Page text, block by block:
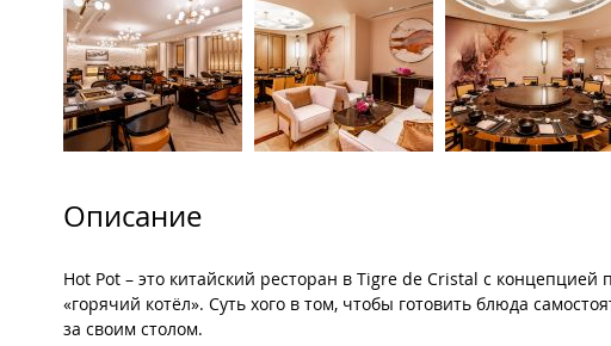
Описание
Hot Pot – это китайский ресторан в Tigre de Cristal с
«горячий котёл». Суть хого в том, чтобы готовить блюда
за своим столом.